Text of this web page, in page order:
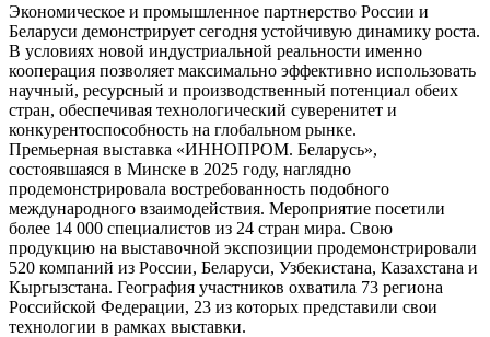
Экономическое и промышленное партнерство России и
Беларуси демонстрирует сегодня устойчивую динамику роста.
В условиях новой индустриальной реальности именно
кооперация позволяет максимально эффективно использовать
научный, ресурсный и производственный потенциал обеих
стран, обеспечивая технологический суверенитет и
конкурентоспособность на глобальном рынке.
Премьерная выставка «ИННОПРОМ. Беларусь»,
состоявшаяся в Минске в 2025 году, наглядно
продемонстрировала востребованность подобного
международного взаимодействия. Мероприятие посетили
более 14 000 специалистов из 24 стран мира. Свою
продукцию на выставочной экспозиции продемонстрировали
520 компаний из России, Беларуси, Узбекистана, Казахстана и
Кыргызстана. География участников охватила 73 региона
Российской Федерации, 23 из которых представили свои
технологии в рамках выставки.